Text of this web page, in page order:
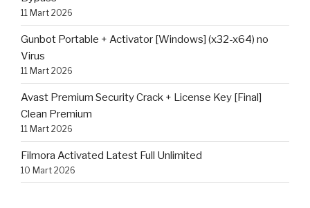
11 Mart 2026
Gunbot Portable + Activator [Windows] (x32-x64) no
Virus
11 Mart 2026
Avast Premium Security Crack + License Key [Final]
Clean Premium
11 Mart 2026
Filmora Activated Latest Full Unlimited
10 Mart 2026